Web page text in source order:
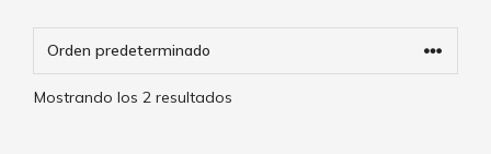
Mostrando los 2 resultados